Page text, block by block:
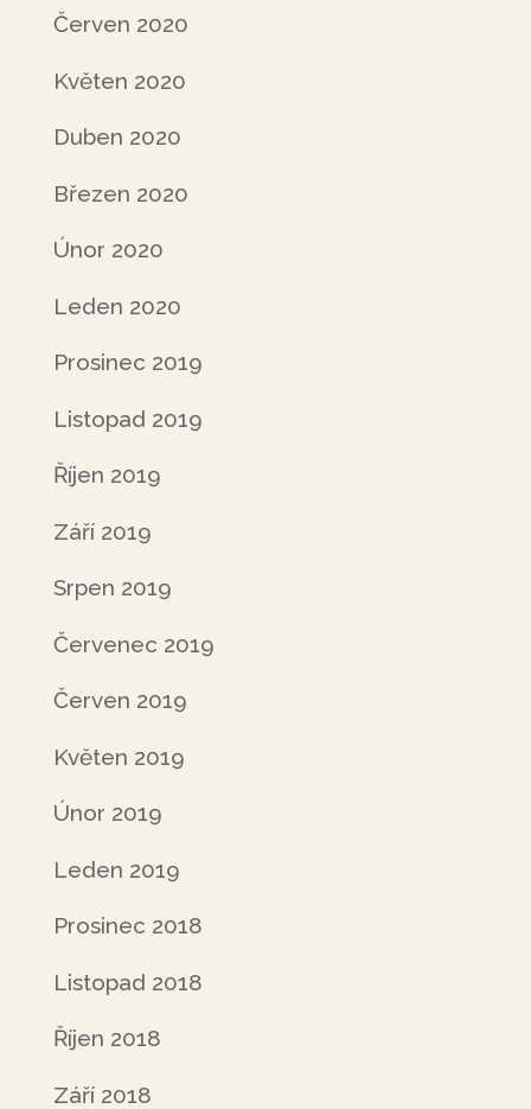
Červen 2020
Květen 2020
Duben 2020
Březen 2020
Únor 2020
Leden 2020
Prosinec 2019
Listopad 2019
Říjen 2019
Září 2019
Srpen 2019
Červenec 2019
Červen 2019
Květen 2019
Únor 2019
Leden 2019
Prosinec 2018
Listopad 2018
Říjen 2018
Září 2018